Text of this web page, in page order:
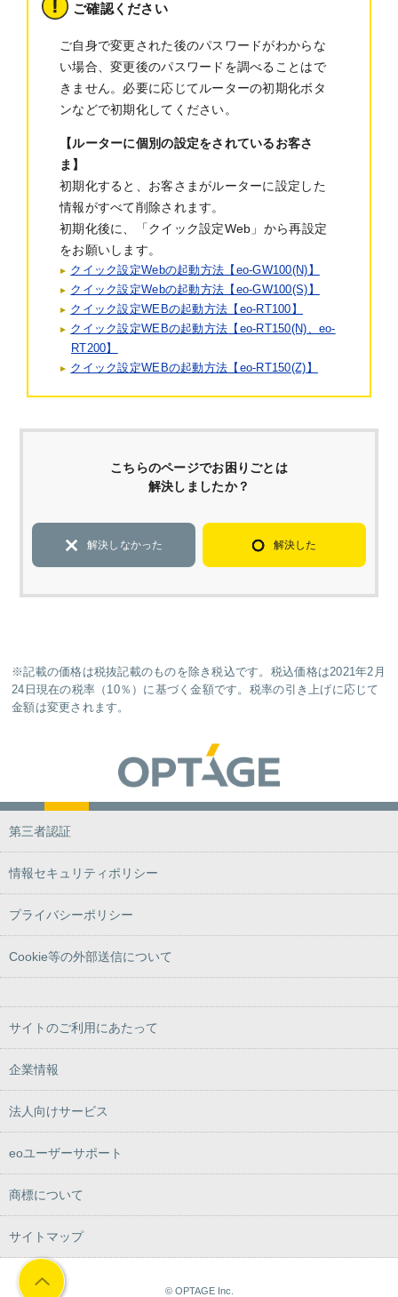
ご確認ください
ご自身で変更された後のパスワードがわからな
い場合、変更後のパスワードを調べることはで
きません。必要に応じてルーターの初期化ボタ
ンなどで初期化してください。
【ルーターに個別の設定をされているお客さ
ま】
初期化すると、お客さまがルーターに設定した
情報がすべて削除されます。
初期化後に、「クイック設定Web」から再設定
をお願いします。
クイック設定Webの起動方法【eo-GW100(N)】
クイック設定Webの起動方法【eo-GW100(S)】
クイック設定WEBの起動方法【eo-RT100】
クイック設定WEBの起動方法【eo-RT150(N)、eo-
RT200】
クイック設定WEBの起動方法【eo-RT150(Z)】
こちらのページでお困りごとは
解決しましたか？
解決しなかった 解決した
※記載の価格は税抜記載のものを除き税込です。税込価格は2021年2月
24日現在の税率（10％）に基づく金額です。税率の引き上げに応じて
金額は変更されます。
第三者認証
情報セキュリティポリシー
プライバシーポリシー
Cookie等の外部送信について
サイトのご利用にあたって
企業情報
法人向けサービス
eoユーザーサポート
商標について
サイトマップ
© OPTAGE Inc.